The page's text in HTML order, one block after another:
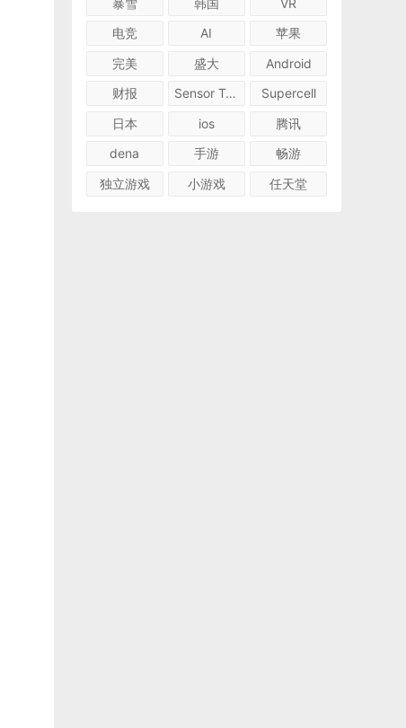
电竞
AI
苹果
完美
盛大
Android
财报
Sensor Tower
Supercell
日本
ios
腾讯
dena
手游
畅游
独立游戏
小游戏 任天堂